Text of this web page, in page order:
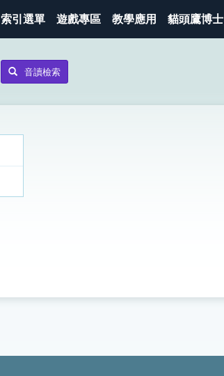
索引選單 遊戲專區 教學應用 貓頭鷹博士
音讀檢索